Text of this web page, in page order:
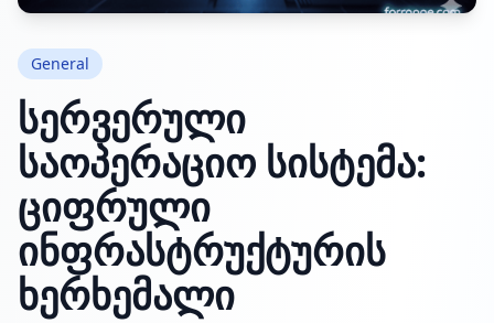
General
სერვერული
საოპერაციო სისტემა:
ციფრული
ინფრასტრუქტურის
ხერხემალი